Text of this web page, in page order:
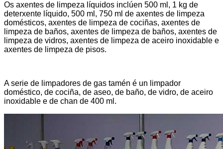
Os axentes de limpeza líquidos inclúen 500 ml, 1 kg de
deterxente líquido, 500 ml, 750 ml de axentes de limpeza
domésticos, axentes de limpeza de cociñas, axentes de
limpeza de baños, axentes de limpeza de baños, axentes de
limpeza de vidros, axentes de limpeza de aceiro inoxidable e
axentes de limpeza de pisos.
A serie de limpadores de gas tamén é un limpador
doméstico, de cociña, de aseo, de baño, de vidro, de aceiro
inoxidable e de chan de 400 ml.